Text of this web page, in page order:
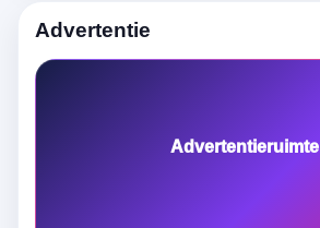
Advertentie
Advertentieruimte